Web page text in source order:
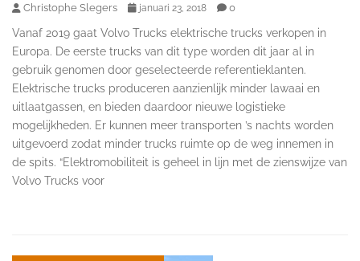
Christophe Slegers januari 23, 2018 0
Vanaf 2019 gaat Volvo Trucks elektrische trucks verkopen in
Europa. De eerste trucks van dit type worden dit jaar al in
gebruik genomen door geselecteerde referentieklanten.
Elektrische trucks produceren aanzienlijk minder lawaai en
uitlaatgassen, en bieden daardoor nieuwe logistieke
mogelijkheden. Er kunnen meer transporten ’s nachts worden
uitgevoerd zodat minder trucks ruimte op de weg innemen in
de spits. “Elektromobiliteit is geheel in lijn met de zienswijze van
Volvo Trucks voor